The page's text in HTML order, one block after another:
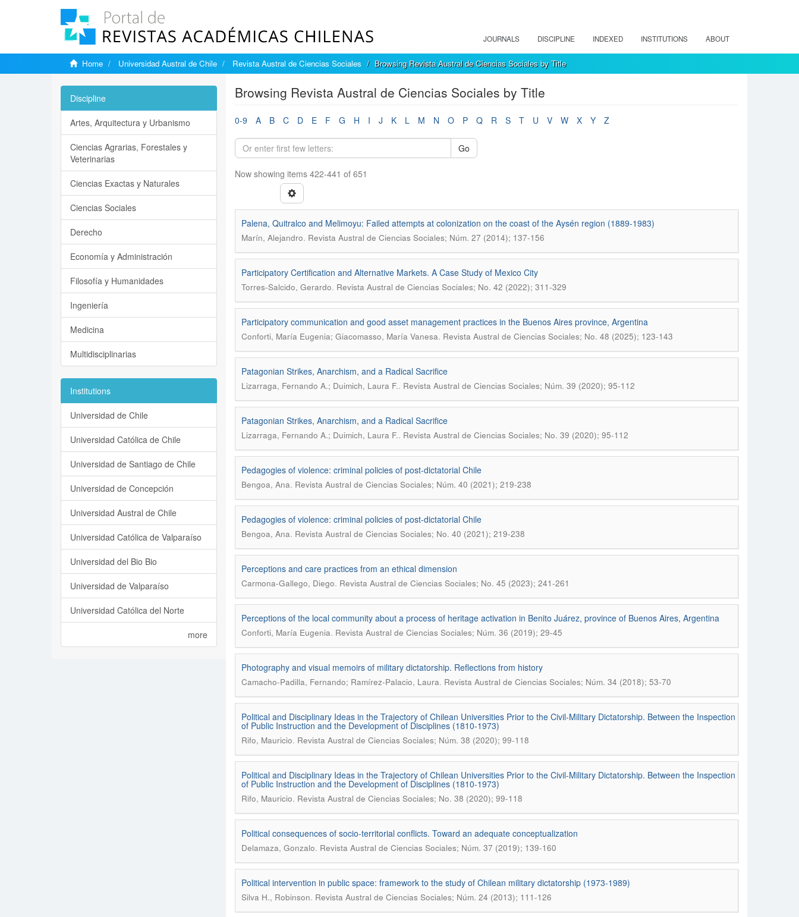
JOURNALS DISCIPLINE INDEXED INSTITUTIONS ABOUT
Home Universidad Austral de Chile Revista Austral de Ciencias Sociales Browsing Revista Austral de Ciencias Sociales by Title
Browsing Revista Austral de Ciencias Sociales by Title
0-9 A B C D E F G H I J K L M N O P Q R S T U V W X Y Z
Go
Now showing items 422-441 of 651
Palena, Quitralco and Melimoyu: Failed attempts at colonization on the coast of the Aysén region (1889-1983)
Marín, Alejandro. Revista Austral de Ciencias Sociales; Núm. 27 (2014); 137-156
Participatory Certification and Alternative Markets. A Case Study of Mexico City
Torres-Salcido, Gerardo. Revista Austral de Ciencias Sociales; No. 42 (2022); 311-329
Participatory communication and good asset management practices in the Buenos Aires province, Argentina
Conforti, María Eugenia; Giacomasso, María Vanesa. Revista Austral de Ciencias Sociales; No. 48 (2025); 123-143
Patagonian Strikes, Anarchism, and a Radical Sacrifice
Lizarraga, Fernando A.; Duimich, Laura F.. Revista Austral de Ciencias Sociales; Núm. 39 (2020); 95-112
Patagonian Strikes, Anarchism, and a Radical Sacrifice
Lizarraga, Fernando A.; Duimich, Laura F.. Revista Austral de Ciencias Sociales; No. 39 (2020); 95-112
Pedagogies of violence: criminal policies of post-dictatorial Chile
Bengoa, Ana. Revista Austral de Ciencias Sociales; Núm. 40 (2021); 219-238
Pedagogies of violence: criminal policies of post-dictatorial Chile
Bengoa, Ana. Revista Austral de Ciencias Sociales; No. 40 (2021); 219-238
Perceptions and care practices from an ethical dimension
Carmona-Gallego, Diego. Revista Austral de Ciencias Sociales; No. 45 (2023); 241-261
Perceptions of the local community about a process of heritage activation in Benito Juárez, province of Buenos Aires, Argentina
Conforti, María Eugenia. Revista Austral de Ciencias Sociales; Núm. 36 (2019); 29-45
Photography and visual memoirs of military dictatorship. Reflections from history
Camacho-Padilla, Fernando; Ramírez-Palacio, Laura. Revista Austral de Ciencias Sociales; Núm. 34 (2018); 53-70
Political and Disciplinary Ideas in the Trajectory of Chilean Universities Prior to the Civil-Military Dictatorship. Between the Inspection
of Public Instruction and the Development of Disciplines (1810-1973)
Rifo, Mauricio. Revista Austral de Ciencias Sociales; Núm. 38 (2020); 99-118
Political and Disciplinary Ideas in the Trajectory of Chilean Universities Prior to the Civil-Military Dictatorship. Between the Inspection
of Public Instruction and the Development of Disciplines (1810-1973)
Rifo, Mauricio. Revista Austral de Ciencias Sociales; No. 38 (2020); 99-118
Political consequences of socio-territorial conflicts. Toward an adequate conceptualization
Delamaza, Gonzalo. Revista Austral de Ciencias Sociales; Núm. 37 (2019); 139-160
Political intervention in public space: framework to the study of Chilean military dictatorship (1973-1989)
Silva H., Robinson. Revista Austral de Ciencias Sociales; Núm. 24 (2013); 111-126
Discipline
Artes, Arquitectura y Urbanismo
Ciencias Agrarias, Forestales y
Veterinarias
Ciencias Exactas y Naturales
Ciencias Sociales
Derecho
Economía y Administración
Filosofía y Humanidades
Ingeniería
Medicina
Multidisciplinarias
Institutions
Universidad de Chile
Universidad Católica de Chile
Universidad de Santiago de Chile
Universidad de Concepción
Universidad Austral de Chile
Universidad Católica de Valparaíso
Universidad del Bio Bio
Universidad de Valparaíso
Universidad Católica del Norte
more